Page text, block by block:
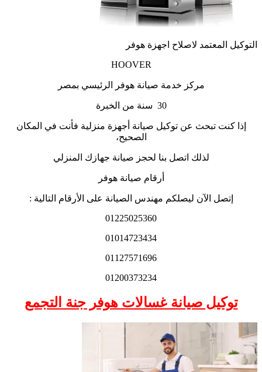
التوكيل المعتمد لاصلاح اجهزة هوفر
HOOVER
مركز خدمة صيانة هوفر الرئيسي بمصر
30 سنة من الخبرة
إذا كنت تبحث عن توكيل صيانة أجهزة منزلية فأنت في المكان
الصحيح،
لذلك اتصل بنا لحجز صيانة جهازك المنزلي
أرقام صيانة هوفر
إتصل الآن ليصلكم مهندس الصيانة على الأرقام التالية :
01225025360
01014723434
01127571696
01200373234
توكيل صيانة غسالات هوفر جنة التجمع